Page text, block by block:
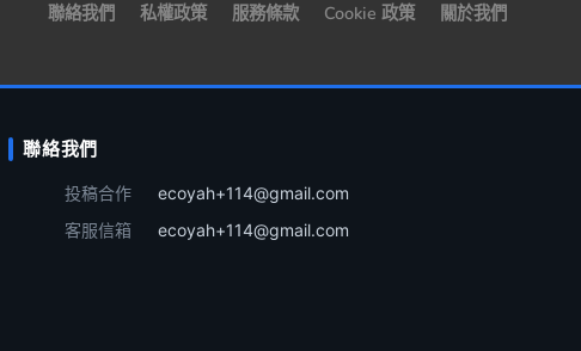
聯絡我們 私權政策 服務條款 Cookie 政策 關於我們
聯絡我們
投稿合作
ecoyah+114@gmail.com
客服信箱
ecoyah+114@gmail.com